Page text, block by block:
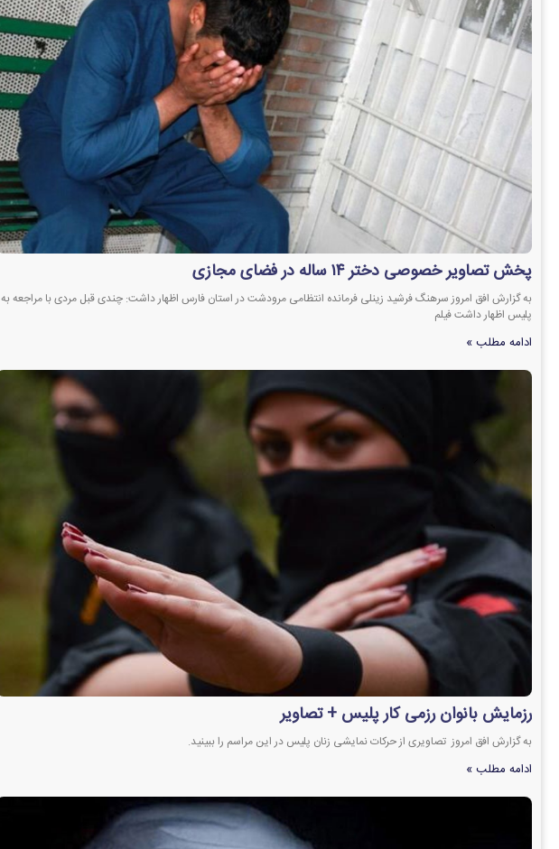
پخش تصاویر خصوصی دختر ۱۴ ساله در فضای مجازی
به گزارش افق امروز سرهنگ فرشید زینلی فرمانده انتظامی مرودشت در استان فارس اظهار داشت: چندی قبل مردی با مراجعه به
پلیس اظهار داشت فیلم
ادامه مطلب »
رزمایش بانوان رزمی کار پلیس + تصاویر
به گزارش افق امروز تصاویری از حرکات نمایشی زنان پلیس در این مراسم را ببینید.
ادامه مطلب »